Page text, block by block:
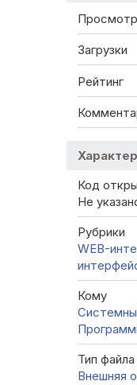
Загрузки
Рейтинг
Код
Не
Рубрики
WEB-
Кому
Тип файла
Внешняя